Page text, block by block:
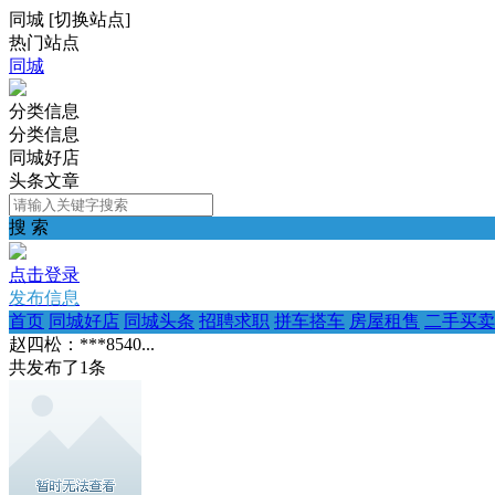
同城 [切换站点]
热门站点
同城
分类信息
分类信息
同城好店
头条文章
搜 索
点击登录
发布信息
首页 同城好店 同城头条 招聘求职 拼车搭车 房屋租售 二手买卖
赵四松：***8540...
共发布了1条